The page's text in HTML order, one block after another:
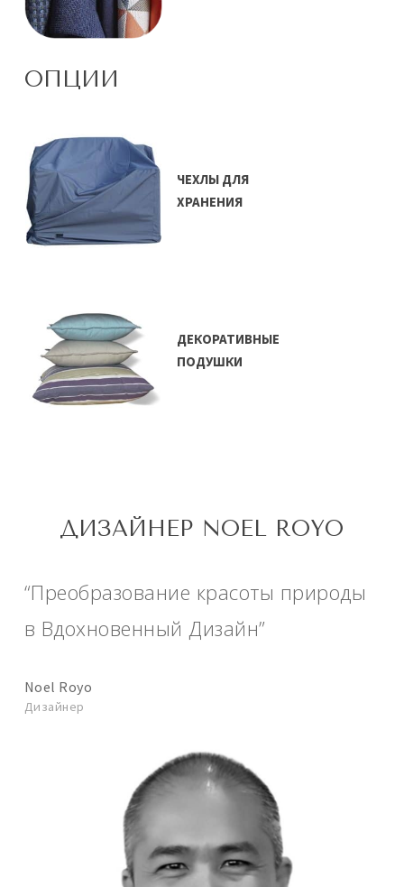
ОПЦИИ
ЧЕХЛЫ ДЛЯ
ХРАНЕНИЯ
ДЕКОРАТИВНЫЕ
ПОДУШКИ
ДИЗАЙНЕР NOEL ROYO
“Преобразование красоты природы
в Вдохновенный Дизайн”
Noel Royo
Дизайнер